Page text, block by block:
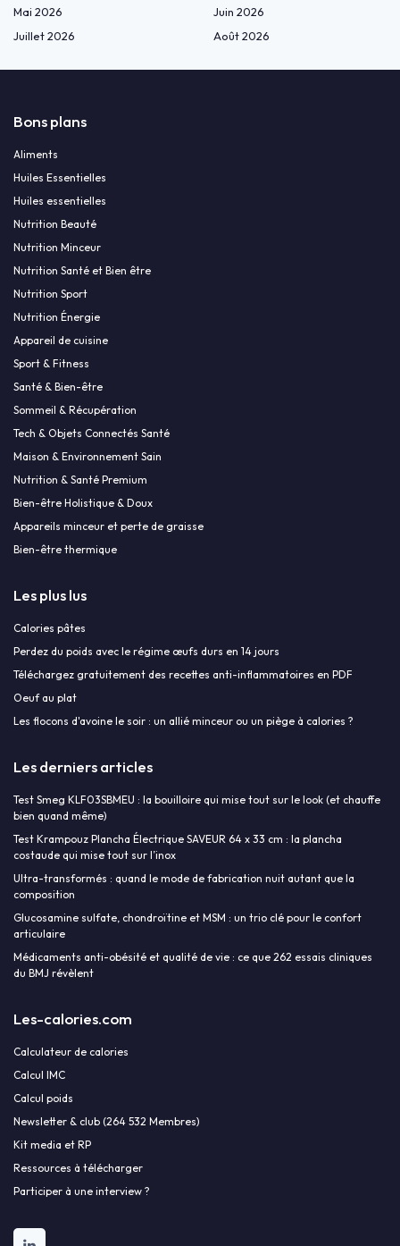
Mai 2026
Juin 2026
Juillet 2026
Août 2026
Bons plans
Aliments
Huiles Essentielles
Huiles essentielles
Nutrition Beauté
Nutrition Minceur
Nutrition Santé et Bien être
Nutrition Sport
Nutrition Énergie
Appareil de cuisine
Sport & Fitness
Santé & Bien-être
Sommeil & Récupération
Tech & Objets Connectés Santé
Maison & Environnement Sain
Nutrition & Santé Premium
Bien-être Holistique & Doux
Appareils minceur et perte de graisse
Bien-être thermique
Les plus lus
Calories pâtes
Perdez du poids avec le régime œufs durs en 14 jours
Téléchargez gratuitement des recettes anti-inflammatoires en PDF
Oeuf au plat
Les flocons d'avoine le soir : un allié minceur ou un piège à calories ?
Les derniers articles
Test Smeg KLF03SBMEU : la bouilloire qui mise tout sur le look (et chauffe
bien quand même)
Test Krampouz Plancha Électrique SAVEUR 64 x 33 cm : la plancha
costaude qui mise tout sur l’inox
Ultra-transformés : quand le mode de fabrication nuit autant que la
composition
Glucosamine sulfate, chondroïtine et MSM : un trio clé pour le confort
articulaire
Médicaments anti-obésité et qualité de vie : ce que 262 essais cliniques
du BMJ révèlent
Les-calories.com
Calculateur de calories
Calcul IMC
Calcul poids
Newsletter & club (264 532 Membres)
Kit media et RP
Ressources à télécharger
Participer à une interview ?